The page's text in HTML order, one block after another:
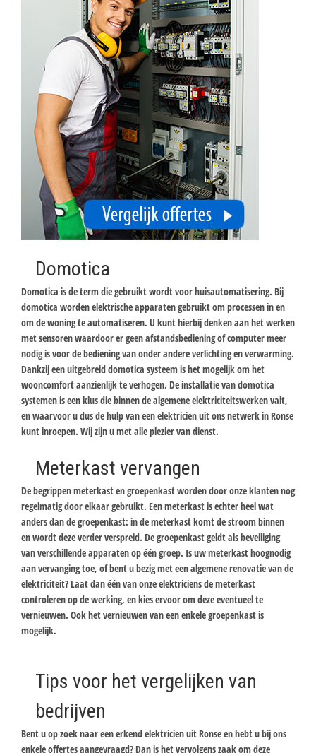
Domotica
Domotica is de term die gebruikt wordt voor huisautomatisering. Bij
domotica worden elektrische apparaten gebruikt om processen in en
om de woning te automatiseren. U kunt hierbij denken aan het werken
met sensoren waardoor er geen afstandsbediening of computer meer
nodig is voor de bediening van onder andere verlichting en verwarming.
Dankzij een uitgebreid domotica systeem is het mogelijk om het
wooncomfort aanzienlijk te verhogen. De installatie van domotica
systemen is een klus die binnen de algemene elektriciteitswerken valt,
en waarvoor u dus de hulp van een elektricien uit ons netwerk in Ronse
kunt inroepen. Wij zijn u met alle plezier van dienst.
Meterkast vervangen
De begrippen meterkast en groepenkast worden door onze klanten nog
regelmatig door elkaar gebruikt. Een meterkast is echter heel wat
anders dan de groepenkast: in de meterkast komt de stroom binnen
en wordt deze verder verspreid. De groepenkast geldt als beveiliging
van verschillende apparaten op één groep. Is uw meterkast hoognodig
aan vervanging toe, of bent u bezig met een algemene renovatie van de
elektriciteit? Laat dan één van onze elektriciens de meterkast
controleren op de werking, en kies ervoor om deze eventueel te
vernieuwen. Ook het vernieuwen van een enkele groepenkast is
mogelijk.
Tips voor het vergelijken van
bedrijven
Bent u op zoek naar een erkend elektricien uit Ronse en hebt u bij ons
enkele offertes aangevraagd? Dan is het vervolgens zaak om deze